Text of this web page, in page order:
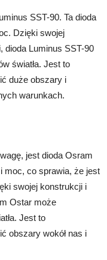
SST-90. Ta dioda
Dzięki swojej
dioda Luminus SST-90
światła. Jest to
duże obszary i
warunkach.
jest dioda Osram
moc, co sprawia, że jest
swojej konstrukcji i
Ostar może
Jest to
obszary wokół nas i